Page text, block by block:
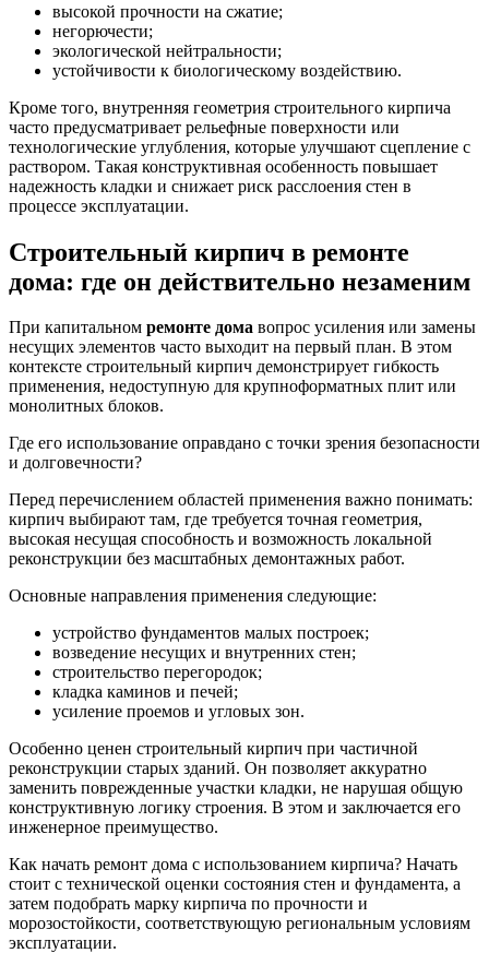
высокой прочности на сжатие;
негорючести;
экологической нейтральности;
устойчивости к биологическому воздействию.
Кроме того, внутренняя геометрия строительного кирпича
часто предусматривает рельефные поверхности или
технологические углубления, которые улучшают сцепление с
раствором. Такая конструктивная особенность повышает
надежность кладки и снижает риск расслоения стен в
процессе эксплуатации.
Строительный кирпич в ремонте
дома: где он действительно незаменим
При капитальном ремонте дома вопрос усиления или замены
несущих элементов часто выходит на первый план. В этом
контексте строительный кирпич демонстрирует гибкость
применения, недоступную для крупноформатных плит или
монолитных блоков.
Где его использование оправдано с точки зрения безопасности
и долговечности?
Перед перечислением областей применения важно понимать:
кирпич выбирают там, где требуется точная геометрия,
высокая несущая способность и возможность локальной
реконструкции без масштабных демонтажных работ.
Основные направления применения следующие:
устройство фундаментов малых построек;
возведение несущих и внутренних стен;
строительство перегородок;
кладка каминов и печей;
усиление проемов и угловых зон.
Особенно ценен строительный кирпич при частичной
реконструкции старых зданий. Он позволяет аккуратно
заменить поврежденные участки кладки, не нарушая общую
конструктивную логику строения. В этом и заключается его
инженерное преимущество.
Как начать ремонт дома с использованием кирпича? Начать
стоит с технической оценки состояния стен и фундамента, а
затем подобрать марку кирпича по прочности и
морозостойкости, соответствующую региональным условиям
эксплуатации.